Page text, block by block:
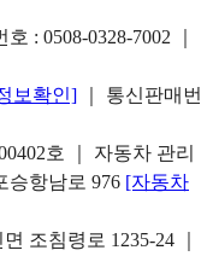
호 : 0508-0328-7002
보확인]
｜ 통신판매번
호 ｜ 자동차 관리
승항남로 976 [자동차
조침령로 1235-24 ｜